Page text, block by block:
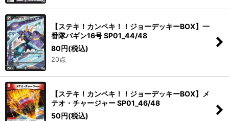
【ステキ！カンペキ！！ジョーデッキーBOX】一
番隊バギン16号 SP01_44/48
80円(税込)
20点
【ステキ！カンペキ！！ジョーデッキーBOX】メ
テオ・チャージャー SP01_46/48
50 円(税込)